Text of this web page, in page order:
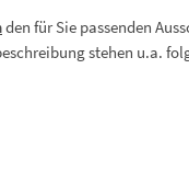
den für Sie passenden
stehen u.a.